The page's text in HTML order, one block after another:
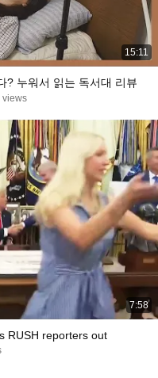
15:11
? 누워서 읽는 독서대 리뷰
views
7:58
RUSH reporters out